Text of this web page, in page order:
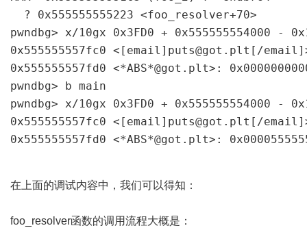
? 0x555555555223 <foo_resolver+70>
pwndbg> x/10gx 0x3FD0 + 0x555555554000 -
0x555555557fc0 <[email]puts@got.plt[/
0x555555557fd0 <*ABS*@got.plt>:
pwndbg> b main
pwndbg> x/10gx 0x3FD0 + 0x555555554000 -
0x555555557fc0 <[email]puts@got.plt[/
0x555555557fd0 <*ABS*@got.plt>:
在上面的调试内容中，我们可以得知：
foo_resolver函数的调用流程大概是：